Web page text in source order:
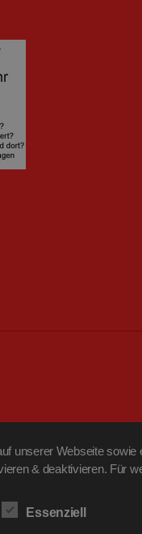
unserer Webseite
& deaktivieren. Für
Essenziell